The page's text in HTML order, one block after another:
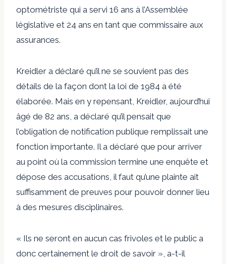
optométriste qui a servi 16 ans à l’Assemblée
législative et 24 ans en tant que commissaire aux
assurances.
Kreidler a déclaré qu’il ne se souvient pas des
détails de la façon dont la loi de 1984 a été
élaborée. Mais en y repensant, Kreidler, aujourd’hui
âgé de 82 ans, a déclaré qu’il pensait que
l’obligation de notification publique remplissait une
fonction importante. Il a déclaré que pour arriver
au point où la commission termine une enquête et
dépose des accusations, il faut qu’une plainte ait
suffisamment de preuves pour pouvoir donner lieu
à des mesures disciplinaires.
« Ils ne seront en aucun cas frivoles et le public a
donc certainement le droit de savoir », a-t-il